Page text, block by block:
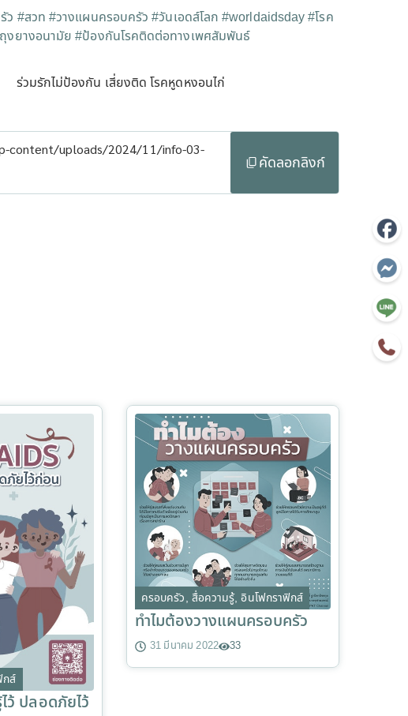
ว #สวท #วางแผนครอบครัว #วันเอดส์โลก #worldaidsday#โรค
งยางอนามัย #ป้องกันโรคติดต่อทางเพศสัมพันธ์
ร่วมรักไม่ป้องกัน เสี่ยงติด โรคหูดหงอนไก่
content/uploads/2024/11/info-03-
คัดลอกลิงก์
กส์
ว้ ปลอดภัยไว้
ครอบครัว, สื่อความรู้, อินโฟกราฟิกส์
ทำไมต้องวางแผนครอบครัว
31 มีนาคม 2022 33